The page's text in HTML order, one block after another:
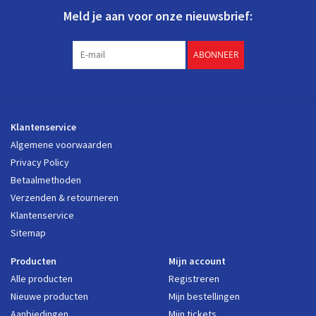
Meld je aan voor onze nieuwsbrief:
ABONNEER
Klantenservice
Algemene voorwaarden
Privacy Policy
Betaalmethoden
Verzenden & retourneren
Klantenservice
Sitemap
Producten
Alle producten
Nieuwe producten
Mijn account
Registreren
Mijn bestellingen